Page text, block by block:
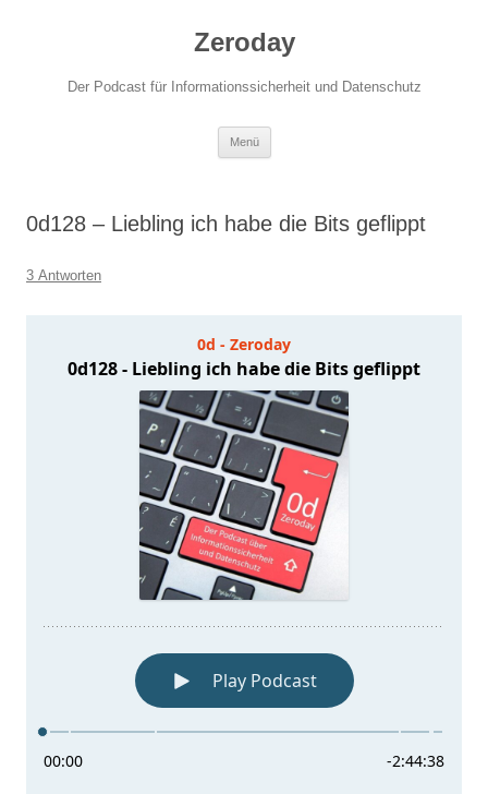
Zeroday
Der Podcast für Informationssicherheit und Datenschutz
Menü
0d128 – Liebling ich habe die Bits geflippt
3 Antworten